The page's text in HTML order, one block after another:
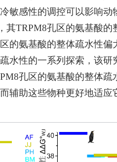
敏感性的调控可以影响动
TRPM8孔区的氨基酸的
的氨基酸的整体疏水性偏
水性的一系列探索，该研
孔区的氨基酸的整体疏
辅助这些物种更好地适应